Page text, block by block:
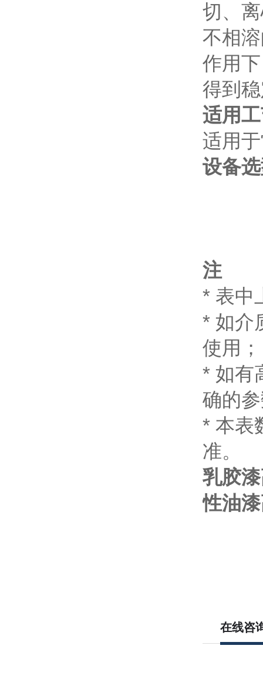
切、
不相
作用
得到
适用
适用
设备
注
* 表中
* 如介
使用；
* 如有
确的
* 本表
准。
乳胶
性油
在线咨